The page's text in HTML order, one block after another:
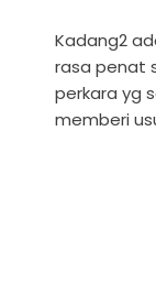
Kadang2
rasa penat
perkara yg
memberi